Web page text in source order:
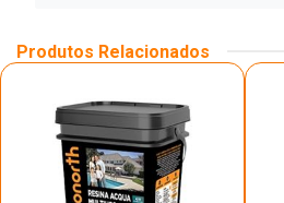
Produtos Relacionados